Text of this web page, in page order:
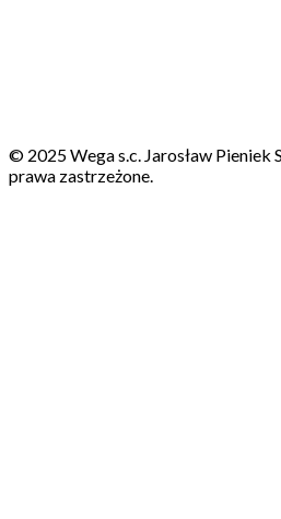
© 2025 Wega s.c. Jarosław Pieniek
prawa zastrzeżone.